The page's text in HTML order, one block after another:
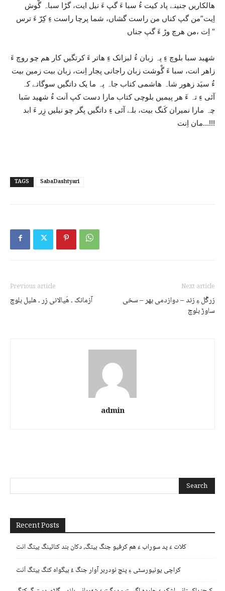
ھالکاریں جنینے پاد کیت ءُ سبا ءَ گپ ءَ نیل ایت، گڑا سباہ گْوش
اِیت”من گپ کناں من راست گشاں، شما پرچا راست ءِ کِرّ ءَ ترس
اِت ،من ھرچ وڑ ءَ گپ جناں “
شھید سبا بلوچ ءِ پہ زبان ءُ لبزانک ءِ ھاتر ءَ کرتگیں کار ھم چو روچ ءَ
زاھر انت، سبا ءَ گْوشت زبان راجانی پجار اِنت، زبان بیت زمین بیت
ءُ سیَد زھور شاہ ھاشمی کتاب جاہ پہ ما یک داتگیں سوگاتے کہ
آئی ءِ تہ ءَ ھر پیمیں بلوچی کتاب مارا دست کپ اَنت ءُ شھید سَبا
چہ مارا نمیران کَنگ بیت، بلے آئی ءِ داتگیں پگر چو نیلیں زِر ءَ ابد
مان اِنت…!!!
TAGS SabaDashtyari
Previous article
آزمانک ۔ ھَیالانی زِر ۔ ھلیل بلوچ
Next article
زرگُل ءِ زند – دوازدمی بھر – سخی
ساوڑ بلوچ
admin
Recent Posts
کلات ءَ پد سوراب ءَ ھم کرفیو جنگ بیتگ، دکان بند کنائینگ بیتگ انت
کراچی یونیورسٹی ءِ پنچ نودربر آوار جنگ ءُ بیگواہ کنگ بیتگ اَنت